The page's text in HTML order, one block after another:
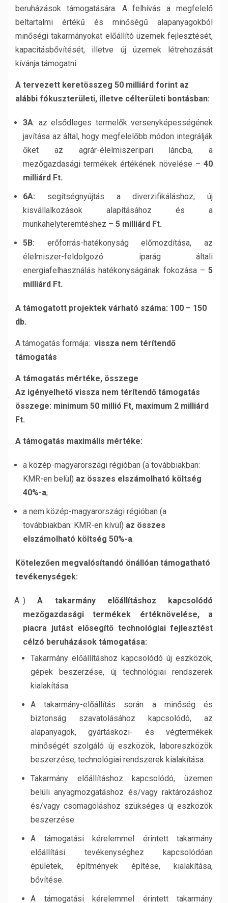
beruházások támogatására. A felhívás a megfelelő
beltartalmi értékű és minőségű alapanyagokból
minőségi takarmányokat előállító üzemek fejlesztését,
kapacitásbővítését, illetve új üzemek létrehozását
kívánja támogatni.
A tervezett keretösszeg 50 milliárd forint az
alábbi fókuszterületi, illetve célterületi bontásban:
3A: az elsődleges termelők versenyképességének
javítása az által, hogy megfelelőbb módon integrálják
őket az agrár-élelmiszeripari láncba, a
mezőgazdasági termékek értékének növelése – 40
milliárd Ft.
6A: segítségnyújtás a diverzifikáláshoz, új
kisvállalkozások alapításához és a
munkahelyteremtéshez – 5 milliárd Ft.
5B: erőforrás-hatékonyság előmozdítása, az
élelmiszer-feldolgozó iparág általi
energiafelhasználás hatékonyságának fokozása – 5
milliárd Ft.
A támogatott projektek várható száma: 100 – 150
db.
A támogatás formája: vissza nem térítendő
támogatás
A támogatás mértéke, összege
Az igényelhető vissza nem térítendő támogatás
összege: minimum 50 millió Ft, maximum 2 milliárd
Ft.
A támogatás maximális mértéke:
a közép-magyarországi régióban (a továbbiakban:
KMR-en belül) az összes elszámolható költség
40%-a;
a nem közép-magyarországi régióban (a
továbbiakban: KMR-en kívül) az összes
elszámolható költség 50%-a.
Kötelezően megvalósítandó önállóan támogatható
tevékenységek:
)A takarmány előállításhoz kapcsolódó
mezőgazdasági termékek értéknövelése, a
piacra jutást elősegítő technológiai fejlesztést
célzó beruházások támogatása:
Takarmány előállításhoz kapcsolódó új eszközök,
gépek beszerzése, új technológiai rendszerek
kialakítása.
A takarmány-előállítás során a minőség és
biztonság szavatolásához kapcsolódó, az
alapanyagok, gyártásközi- és végtermékek
minőségét szolgáló új eszközök, laboreszközök
beszerzése, technológiai rendszerek kialakítása.
Takarmány előállításhoz kapcsolódó, üzemen
belüli anyagmozgatáshoz és/vagy raktározáshoz
és/vagy csomagoláshoz szükséges új eszközök
beszerzése.
A támogatási kérelemmel érintett takarmány
előállítási tevékenységhez kapcsolódóan
épületek, építmények építése, kialakítása,
bővítése.
A támogatási kérelemmel érintett takarmány